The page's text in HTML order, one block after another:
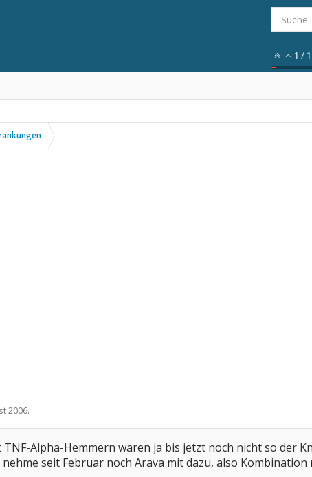
1 /
2006.
TNF-Alpha-Hemmern waren ja bis jetzt noch nicht so der
seit Februar noch Arava mit dazu, also Kombination